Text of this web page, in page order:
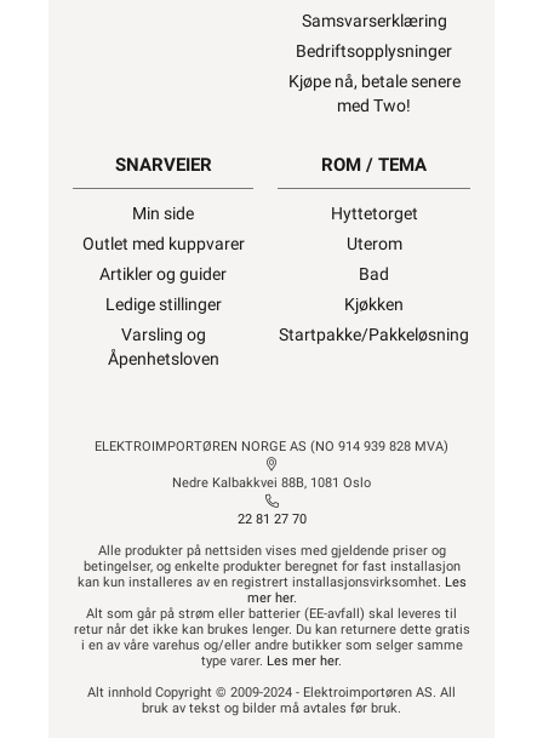
Samsvarserklæring
Bedriftsopplysninger
Kjøpe nå, betale senere
med Two!
SNARVEIER
Min side
Outlet med kuppvarer
Artikler og guider
Ledige stillinger
Varsling og
Åpenhetsloven
ROM / TEMA
Hyttetorget
Uterom
Bad
Kjøkken
Startpakke/Pakkeløsning
ELEKTROIMPORTØREN NORGE AS (NO 914 939 828 MVA)
Nedre Kalbakkvei 88B, 1081 Oslo
22 81 27 70
Alle produkter på nettsiden vises med gjeldende priser og
betingelser, og enkelte produkter beregnet for fast installasjon
kan kun installeres av en registrert installasjonsvirksomhet. Les
mer her.
Alt som går på strøm eller batterier (EE-avfall) skal leveres til
retur når det ikke kan brukes lenger. Du kan returnere dette gratis
i en av våre varehus og/eller andre butikker som selger samme
type varer. Les mer her.
Alt innhold Copyright © 2009-2024 - Elektroimportøren AS. All
bruk av tekst og bilder må avtales før bruk.